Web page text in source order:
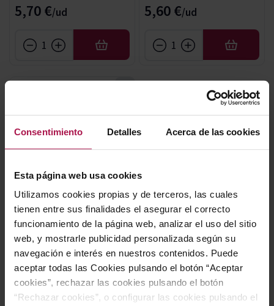
Consentimiento Detalles Acerca de las cookies
Esta página web usa cookies
Utilizamos cookies propias y de terceros, las cuales
tienen entre sus finalidades el asegurar el correcto
funcionamiento de la página web, analizar el uso del sitio
web, y mostrarle publicidad personalizada según su
navegación e interés en nuestros contenidos. Puede
aceptar todas las Cookies pulsando el botón “Aceptar
cookies”, rechazar las cookies pulsando el botón
“Rechazar cookies”, o configurar las cookies pulsando el
5,70 €
AÑADIR
5,60 €
AÑADIR
DO Terra Alta
Merian Rosat
Cellers Tarroné
8,50 €